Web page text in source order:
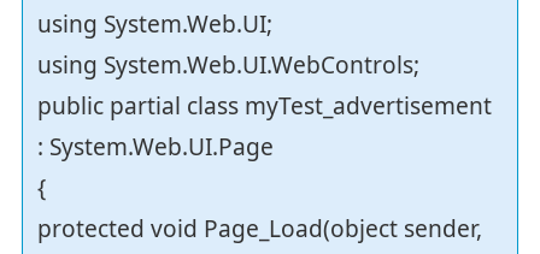
using System.Web.UI;
using System.Web.UI.WebControls;
public partial class myTest_advertisement
: System.Web.UI.Page
{
protected void Page_Load(object sender,